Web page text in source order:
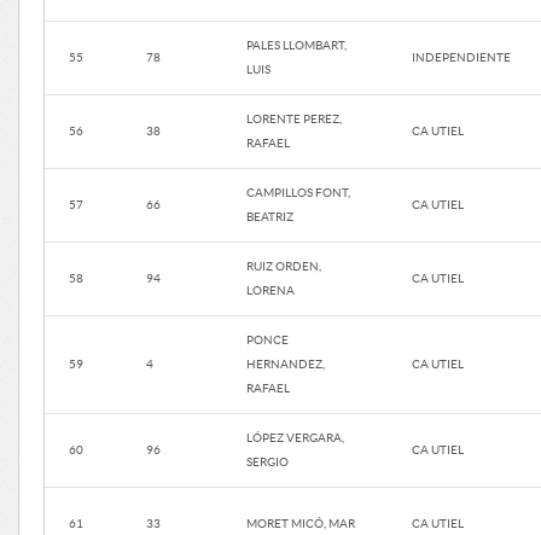
55 78
PALES LLOMBART,
LUIS
INDEPENDIENTE
56 38
LORENTE PEREZ,
RAFAEL
CA UTIEL
57 66
CAMPILLOS FONT,
BEATRIZ
CA UTIEL
58 94
RUIZ ORDEN,
LORENA
CA UTIEL
59 4
PONCE
HERNANDEZ,
RAFAEL
CA UTIEL
60 96
LÓPEZ VERGARA,
SERGIO
CA UTIEL
61 33 MORET MICÓ, MAR CA UTIEL